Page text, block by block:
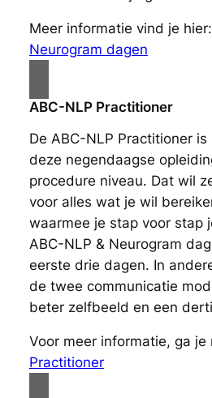
Meer informatie vind je hier:
Neurogram dagen
ABC-NLP Practitioner
De ABC-NLP Practitioner
deze negendaagse
procedure niveau. Dat wil
voor alles wat je wil
waarmee je stap voor stap
ABC-NLP & Neurogram
eerste drie dagen. In
de twee communicatie
beter zelfbeeld en een
Voor meer informatie, ga je
Practitioner